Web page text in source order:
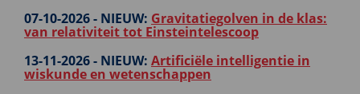
07-10-2026 - NIEUW: Gravitatiegolven in de klas:
van relativiteit tot Einsteintelescoop
13-11-2026 - NIEUW: Artificiële intelligentie in
wiskunde en wetenschappen